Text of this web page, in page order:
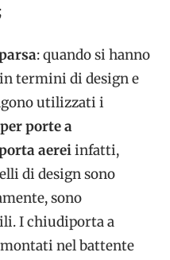
: quando si hanno
termini di design e
utilizzati i
porte a
aereiinfatti,
di design sono
sono
I chiudiporta a
nel battente